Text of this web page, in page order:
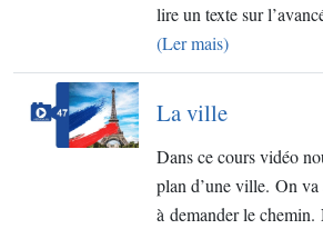
lire un texte sur
(Ler mais)
La ville
Dans ce cours vidéo
plan d’une ville. On va
à demander le